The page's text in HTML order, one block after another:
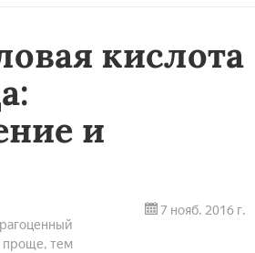
кислота
и
проще, тем
7 нояб. 2016 г.